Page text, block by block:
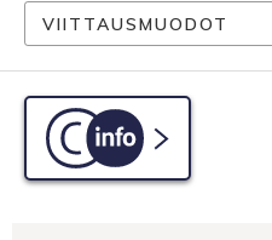
VIITTAUSMUODOT
C-info